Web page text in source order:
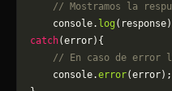
// Mostramos la
    console.
log
catch(error){
// En caso de error
	console.
error(error);